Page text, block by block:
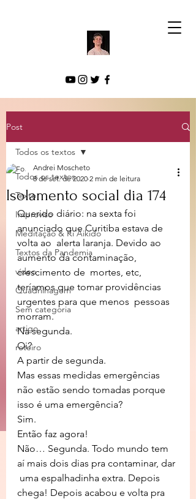
Post
Todos os textos
Texto
Improviso
Meditação & Ki Aikido
Textos da Pandemia
vídeo
Quadrilhagem
Sem categoria
artigo
roteiro
Todos os textos
Isolamento social dia 174
Andrei Moscheto
8 de set. de 2020 2 min de leitura
Querido diário: na sexta foi
anunciado que Curitiba estava de
volta ao  alerta laranja. Devido ao
aumento da contaminação,
crescimento de  mortes, etc,
teríamos que tomar providências
urgentes para que menos  pessoas
morram.
Na segunda.
Oi?
A partir de segunda.
Mas essas medidas emergências
não estão sendo tomadas porque
isso é uma emergência?
Sim.
Então faz agora!
Não… Segunda. Todo mundo tem
aí mais dois dias pra contaminar, dar
uma espalhadinha extra. Depois
chega! Depois acabou e volta pra